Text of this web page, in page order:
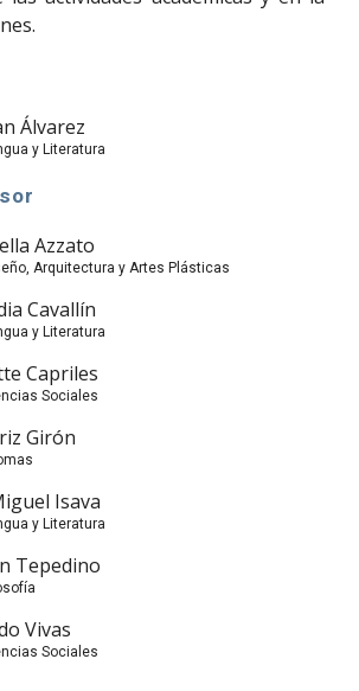
Álvarez
y Literatura
Azzato
Arquitectura y Artes Plásticas
Cavallín
y Literatura
Capriles
Sociales
Girón
Isava
y Literatura
Tepedino
Vivas
Sociales